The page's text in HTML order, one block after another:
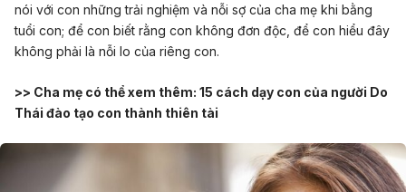
nói với con những trải nghiệm và nỗi sợ của cha mẹ khi bằng
tuổi con; để con biết rằng con không đơn độc, để con hiểu đây
không phải là nỗi lo của riêng con.
>> Cha mẹ có thể xem thêm: 15 cách dạy con của người Do
Thái đào tạo con thành thiên tài